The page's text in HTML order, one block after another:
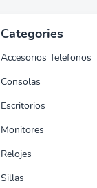
Categories
Accesorios Telefonos
Consolas
Escritorios
Monitores
Relojes
Sillas